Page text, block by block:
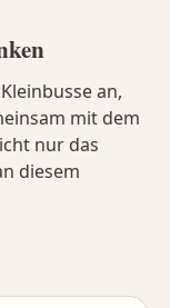
an,
mit dem
nur das
diesem